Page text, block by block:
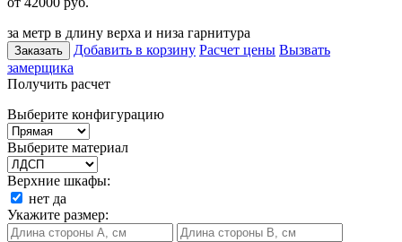
за метр в длину верха и низа гарнитура
Заказать Добавить в корзину Расчет цены Вызвать
замерщика
Получить расчет
Выберите конфигурацию
Выберите материал
Верхние шкафы:
нет да
Укажите размер: